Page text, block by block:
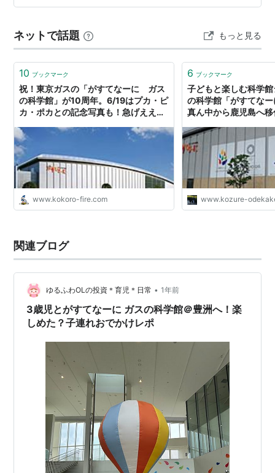
て子どもの頃に何度か行った記憶があるのですが、 あの
的な丸みのあるの屋根は、地球を約2万分の1にした時の
丸みだそうで、 この施設を2万倍にする…
ネットで話題 もっと見る
10 ブックマーク
祝！東京ガスの「がすてなーに ガス
の科学館」が10周年。6/19はプカ・ピ
カ・ポカとの記念写真も！急げえええ
www.kokoro-fire.com
6 ブックマーク
子どもと楽しむ科学
の科学館「がすてな
真ん中から鹿児島へ
www.kozure-
関連ブログ
ゆるふわOLの投資＊育児＊日常 • 1年前
3歳児とがすてなーに ガスの科学館＠豊洲へ！楽
しめた？子連れおでかけレポ